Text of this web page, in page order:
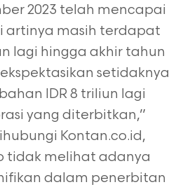
2023 telah mencapai
artinya masih terdapat
lagi hingga akhir tahun
setidaknya
IDR 8 triliun lagi
yang diterbitkan,”
Kontan.co.id,
tidak melihat adanya
dalam penerbitan